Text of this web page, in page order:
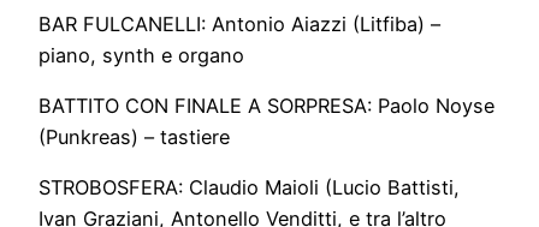
BAR FULCANELLI: Antonio Aiazzi (Litfiba) –
piano, synth e organo
BATTITO CON FINALE A SORPRESA: Paolo Noyse
(Punkreas) – tastiere
STROBOSFERA: Claudio Maioli (Lucio Battisti,
Ivan Graziani, Antonello Venditti, e tra l’altro